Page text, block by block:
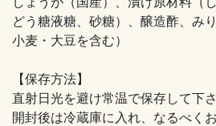
どう糖液糖、砂糖）、醸造酢、み
小麦・大豆を含む）
【保存方法】
直射日光を避け常温で保存して下さ
開封後は冷蔵庫に入れ、なるべく